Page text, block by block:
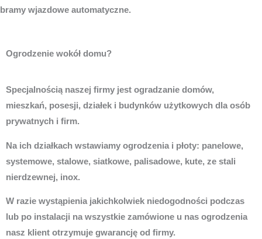
bramy wjazdowe automatyczne.
Ogrodzenie wokół domu?
Specjalnością naszej firmy jest ogradzanie domów,
mieszkań, posesji, działek i budynków użytkowych dla osób
prywatnych i firm.
Na ich działkach wstawiamy ogrodzenia i płoty: panelowe,
systemowe, stalowe, siatkowe, palisadowe, kute, ze stali
nierdzewnej, inox.
W razie wystąpienia jakichkolwiek niedogodności podczas
lub po instalacji na wszystkie zamówione u nas ogrodzenia
nasz klient otrzymuje gwarancję od firmy.